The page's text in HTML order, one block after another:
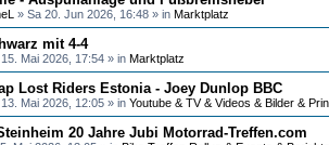
» Sa 20. Jun 2026, 16:48 » in Marktplatz
mit 4-4
Mai 2026, 17:54 » in Marktplatz
Lost Riders Estonia - Joey Dunlop BBC
13. Mai 2026, 12:05 » in Youtube & TV & Videos & Bilder &
20 Jahre Jubi Motorrad-Treffen.com